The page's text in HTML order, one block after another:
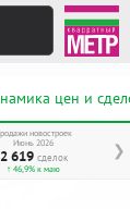
цен и
❯
новостроек
Июнь 2026
2 619 сделок
↑ 46,9% к маю